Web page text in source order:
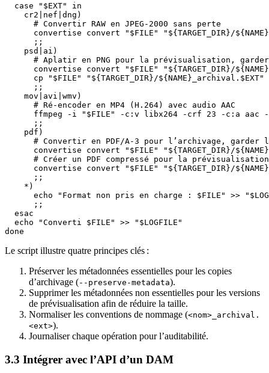
  case "$EXT" in
    cr2|nef|dng)
      # Convertir RAW en JPEG‑2000 sans perte
convertise convert "$FILE" "${TARGET_DIR}/
      ;;
    psd|ai)
# Aplatir en PNG pour la prévisualisation,
convertise convert "$FILE" "${TARGET_DIR}/
      cp "$FILE" "${TARGET_DIR}/${NAME}_archival.$EXT"
      ;;
    mov|avi|wmv)
      # Ré‑encoder en MP4 (H.264) avec audio AAC
ffmpeg -i "$FILE" -c:v libx264 -crf 23 -c:a aac
      ;;
    pdf)
# Convertir en PDF/A‑3 pour l’archivage, garder
convertise convert "$FILE" "${TARGET_DIR}/
# Créer un PDF compressé pour la
convertise convert "$FILE" "${TARGET_DIR}/
      ;;
    *)
echo "Format non pris en charge : $FILE" >>
      ;;
  esac
  echo "Converti $FILE" >> "$LOGFILE"
Le script illustre quatre principes clés :
Préserverles métadonnées essentielles pour les copies
d’archivage (--preserve-metadata).
Supprimerles métadonnées non essentielles pour les versions
de prévisualisation afin de réduire la taille.
Normaliserles conventions de nommage (<nom>_archival.
<ext>).
Journaliserchaque opération pour l’auditabilité.
3.3 Intégrer avec l’API d’un DAM